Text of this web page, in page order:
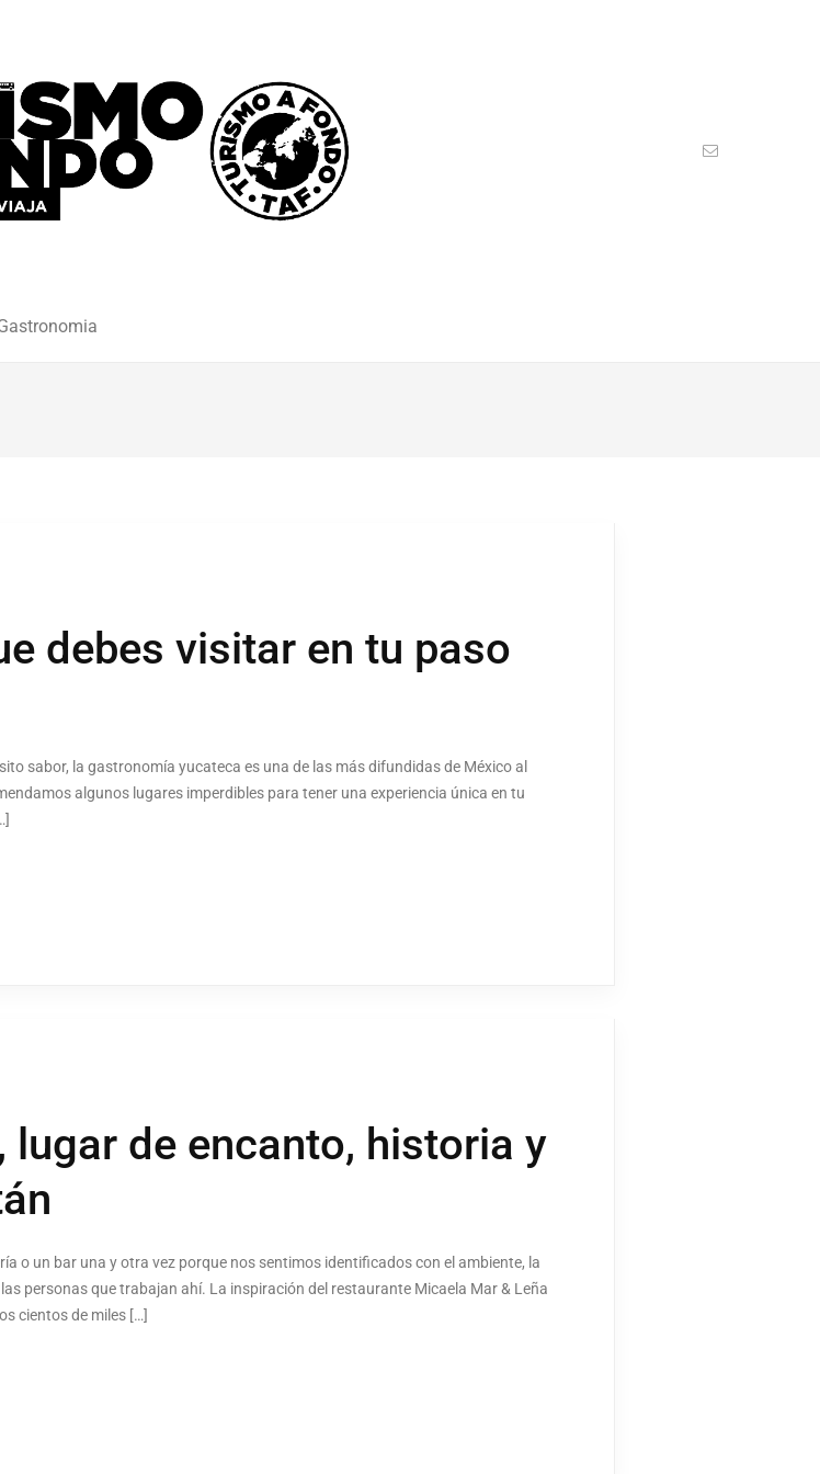
debes visitar en tu paso
sabor, la gastronomía yucateca es una de las más difundidas de México al
algunos lugares imperdibles para tener una experiencia única en tu
lugar de encanto, historia y
o un bar una y otra vez porque nos sentimos identificados con el ambiente, la
personas que trabajan ahí. La inspiración del restaurante Micaela Mar & Leña
cientos de miles […]